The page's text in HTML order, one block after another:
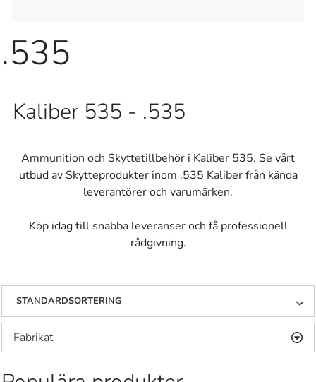
.535
Kaliber 535 - .535
Ammunition och Skyttetillbehör i Kaliber 535. Se vårt
utbud av Skytteprodukter inom .535 Kaliber från kända
leverantörer och varumärken.
Köp idag till snabba leveranser och få professionell
rådgivning.
Fabrikat
STANDARDSORTERING